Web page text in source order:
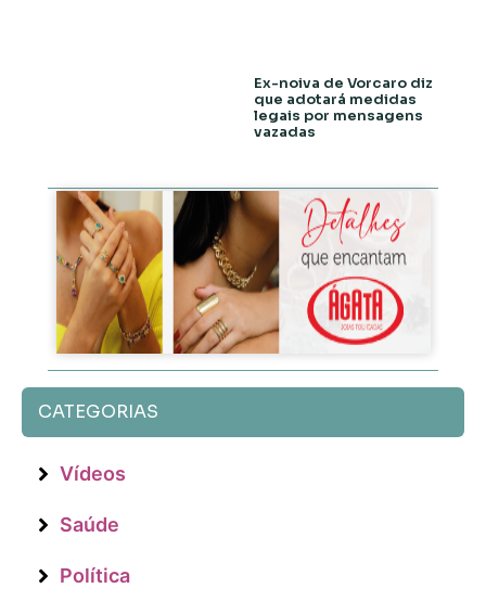
Ex-noiva de Vorcaro diz
que adotará medidas
legais por mensagens
vazadas
CATEGORIAS
Vídeos
Saúde
Política